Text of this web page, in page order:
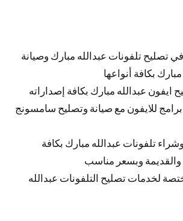
في تصليح تلفونات عبدالله مبارك وصيانة
بكافة أنواعها
ايفون عبدالله مبارك بكافة إصداراته
برامج للايفون مع صيانة وتصليح سامسونج
تلفونات عبدالله مبارك بكافة
والقديمة وبسعر مناسب
لخدمات تصليح التلفونات عبدالله